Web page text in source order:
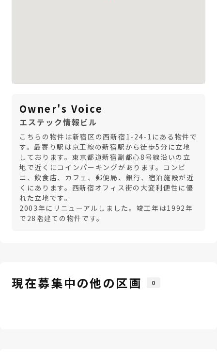
Owner's Voice
エステック情報ビル
こちらの物件は新宿区の西新宿1-24-1にある物件で
す。最寄り駅は京王線の新宿駅から徒歩5分に立地
しております。東京都道新宿副都心8号線沿いの立
地で近くにコインパーキングがあります。コンビ
ニ、飲食店、カフェ、郵便局、銀行、宿泊施設が近
くにあります。西新宿オフィス街の大変利便性に優
れた立地です。
2003年にリニューアルしました。竣工年は1992年
で28階建ての物件です。
現在募集中の他の区画 0